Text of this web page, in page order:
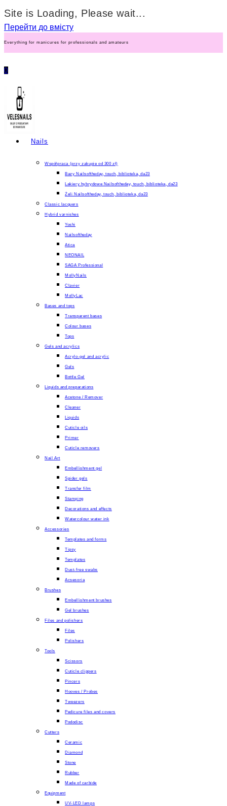
Site is Loading, Please wait...
Перейти до вмісту
Everything for manicures for professionals and amateurs
0
Nails
Współpraca (przy zakupie od 300 zł)
Bazy Nailsoftheday, touch, biblioteka, da23
Lakiery hybrydowe Nailsoftheday, touch, biblioteka, da23
Żeli Nailsoftheday, touch, biblioteka, da23
Classic lacquers
Hybrid varnishes
Yoshi
Nailsoftheday
Atica
NEONAIL
SAGA Professional
MollyNails
Clavier
MollyLac
Bases and tops
Transparent bases
Colour bases
Tops
Gels and acrylics
Acrylo-gel and acrylic
Gels
Bottle Gel
Liquids and preparations
Acetone / Remover
Cleaner
Liquids
Cuticle oils
Primer
Cuticle removers
Nail Art
Embellishment gel
Spider gels
Transfer film
Stamping
Decorations and effects
Watercolour water ink
Accessories
Templates and forms
Tipsy
Templates
Dust-free swabs
Acsesoria
Brushes
Embellishment brushes
Gel brushes
Files and polishers
Files
Polishers
Tools
Scissors
Cuticle clippers
Pincers
Hooves / Probes
Tweezers
Pedicure files and covers
Pododisc
Cutters
Ceramic
Diamond
Stone
Rubber
Made of carbide
Equipment
UV-LED lamps